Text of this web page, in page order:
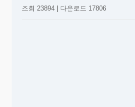
조회 23894 | 다운로드 17806